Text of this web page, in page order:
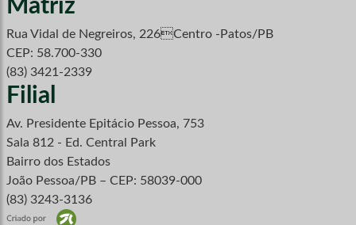
Matriz
Rua Vidal de Negreiros, 226Centro -Patos/PB
CEP: 58.700-330
(83) 3421-2339
Filial
Av. Presidente Epitácio Pessoa, 753
Sala 812 - Ed. Central Park
Bairro dos Estados
João Pessoa/PB – CEP: 58039-000
(83) 3243-3136